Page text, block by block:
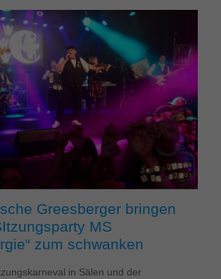
Greesberger bringen
MS
zum schwanken
in Sälen und der